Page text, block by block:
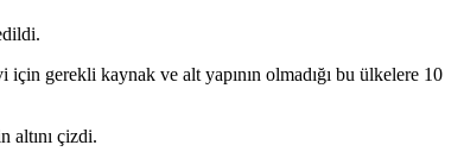
gerekli kaynak ve alt yapının olmadığı bu ülkelere 10
altını çizdi.